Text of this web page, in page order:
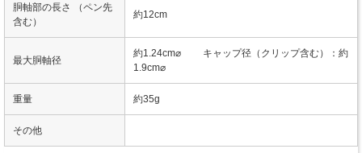
胴軸部の長さ （ペン先
含む）
約12cm
最大胴軸径
約1.24cm⌀ キャップ径（クリップ含む）：約
1.9cm⌀
重量 約35g
その他